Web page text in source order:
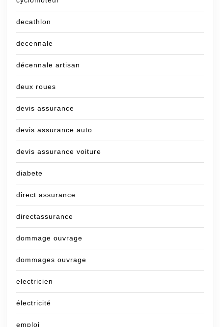
decathlon
decennale
décennale artisan
deux roues
devis assurance
devis assurance auto
devis assurance voiture
diabete
direct assurance
directassurance
dommage ouvrage
dommages ouvrage
electricien
électricité
emploi